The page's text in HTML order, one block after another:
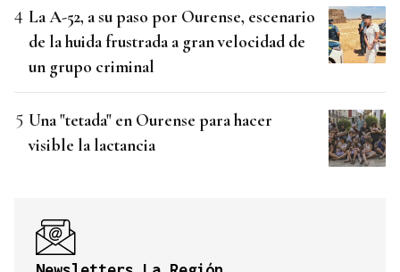
La A-52, a su paso por Ourense, escenario
de la huida frustrada a gran velocidad de
un grupo criminal
Una "tetada" en Ourense para hacer
visible la lactancia